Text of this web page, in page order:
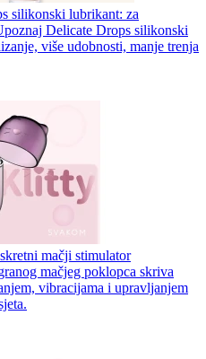
silikonski lubrikant: za
Delicate Drops silikonski
više udobnosti, manje trenja
mačji stimulator
mačjeg poklopca skriva
vibracijama i upravljanjem